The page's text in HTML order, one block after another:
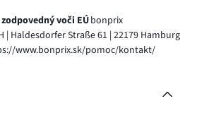
voči EÚbonprix
| Haldesdorfer Straße 61 | 22179 Hamburg
www.bonprix.sk/pomoc/kontakt/